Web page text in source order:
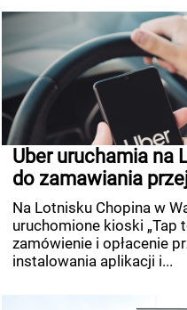
Uber uruchamia na
do zamawiania
Na Lotnisku Chopina w
uruchomione kioski „Tap
zamówienie i opłacenie
instalowania aplikacji i...